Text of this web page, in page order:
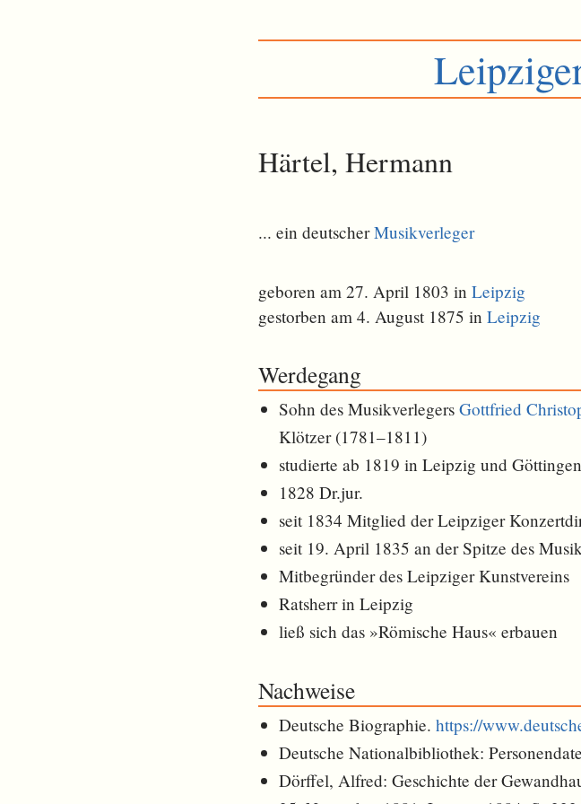
Härtel, Hermann
... ein deutscherMusikverleger
geboren am 27. April 1803 in Leipzig
gestorben am 4. August 1875 in Leipzig
Werdegang
Sohn des MusikverlegersGottfried
Klötzer (1781–1811)
studierte ab 1819 in Leipzig und
1828 Dr.jur.
seit 1834 Mitglied der Leipziger
seit 19. April 1835 an der Spitze des
Mitbegründer des Leipziger Kunstvereins
Ratsherr in Leipzig
ließ sich das »Römische Haus« erbauen
Nachweise
Deutsche Biographie.https://
Deutsche Nationalbibliothek:
Dörffel, Alfred: Geschichte der